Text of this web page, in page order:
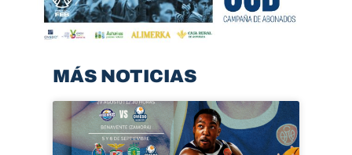
MÁS NOTICIAS